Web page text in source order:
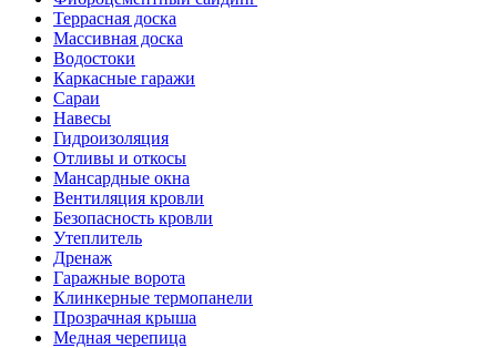
Террасная доска
Массивная доска
Водостоки
Каркасные гаражи
Сараи
Навесы
Гидроизоляция
Отливы и откосы
Мансардные окна
Вентиляция кровли
Безопасность кровли
Утеплитель
Дренаж
Гаражные ворота
Клинкерные термопанели
Прозрачная крыша
Медная черепица